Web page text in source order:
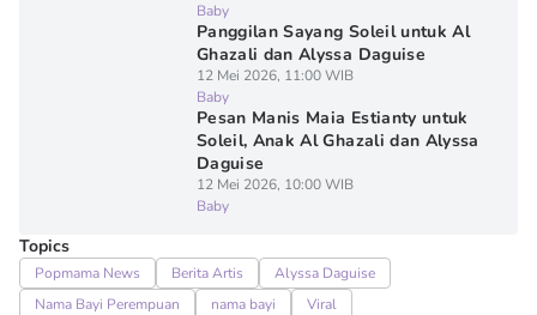
Baby
Panggilan Sayang Soleil untuk Al
Ghazali dan Alyssa Daguise
12 Mei 2026, 11:00 WIB
Baby
Pesan Manis Maia Estianty untuk
Soleil, Anak Al Ghazali dan Alyssa
Daguise
12 Mei 2026, 10:00 WIB
Baby
Topics
Popmama News Berita Artis
Alyssa Daguise
Nama Bayi Perempuan
nama bayi Viral